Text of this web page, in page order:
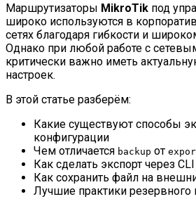
Маршрутизаторы MikroTik под
широко используются в
сетях благодаря гибкости и
Однако при любой работе с
критически важно иметь
настроек.
В этой статье разберём:
Какие существуют способы
конфигурации
Чем отличается backup от
Как сделать экспорт через
Как сохранить файл на
Лучшие практики резервного